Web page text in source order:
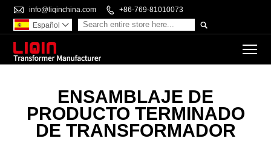
 info@liqinchina.com  +86-769-81010073

Español 
ENSAMBLAJE DE
PRODUCTO TERMINADO
DE TRANSFORMADOR